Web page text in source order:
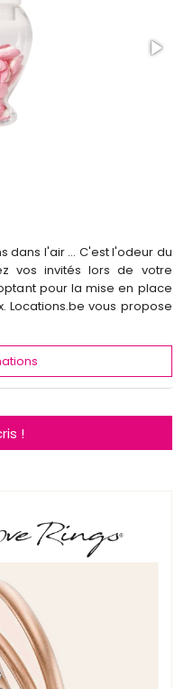
dans l'air ... C'est l'odeur du
vos invités lors de votre
pour la mise en place
Locations.be vous propose
!